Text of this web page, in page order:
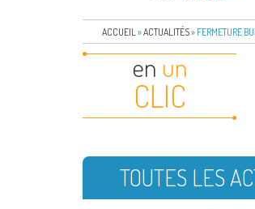
ACCUEIL »ACTUALITÉS» FERMETURE
en un
CLIC
TOUTES LES